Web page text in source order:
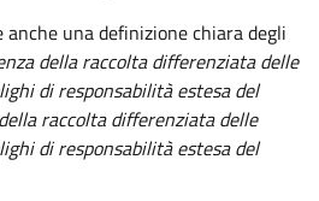
una definizione chiara degli
della raccolta differenziata delle
di responsabilità estesa del
raccolta differenziata delle
di responsabilità estesa del